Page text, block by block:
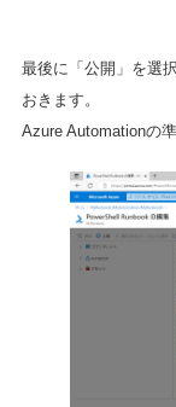
最後に「公開」を選
おきます。
Azure Automationの